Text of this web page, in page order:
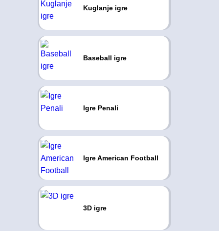
Kuglanje igre
Baseball igre
Igre Penali
Igre American Football
3D igre